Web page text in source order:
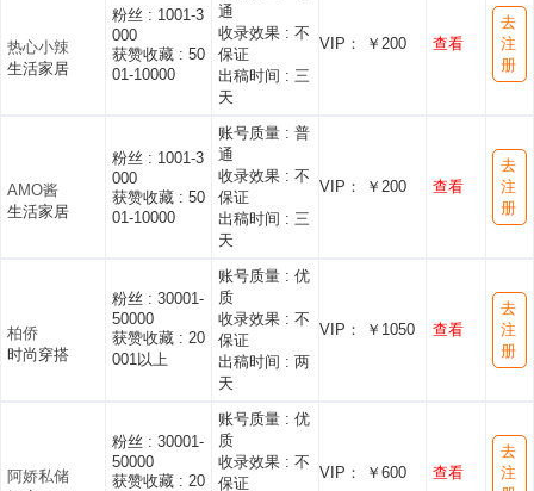
热心小辣
生活家居
粉丝 : 1001-3
000
获赞收藏 : 50
01-10000
通
收录效果 : 不
保证
出稿时间 : 三
天
VIP： ￥200 查看
去
注
册
AMO酱
生活家居
粉丝 : 1001-3
000
获赞收藏 : 50
01-10000
账号质量 : 普
通
收录效果 : 不
保证
出稿时间 : 三
天
VIP： ￥200 查看
去
注
册
柏侨
时尚穿搭
粉丝 : 30001-
50000
获赞收藏 : 20
001以上
账号质量 : 优
质
收录效果 : 不
保证
出稿时间 : 两
天
VIP： ￥1050 查看
去
注
册
阿娇私储
粉丝 : 30001-
50000
获赞收藏 : 20
账号质量 : 优
质
收录效果 : 不
保证
VIP： ￥600 查看
去
注